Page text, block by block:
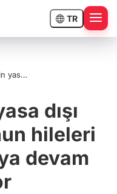
TR
yasa
dışı
hileleri
devam